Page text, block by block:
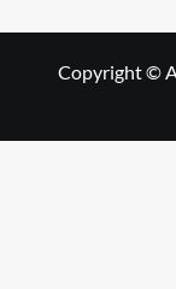
Copyright ©